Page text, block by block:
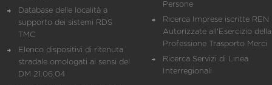
Database delle località a
supporto dei sistemi RDS
TMC
Elenco dispositivi di ritenuta
stradale omologati ai sensi del
DM 21.06.04
Persone
Ricerca Imprese iscritte REN
Autorizzate all'Esercizio della
Professione Trasporto Merci
Ricerca Servizi di Linea
Interregionali